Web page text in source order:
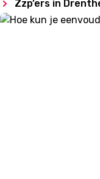
Zzp’ers in